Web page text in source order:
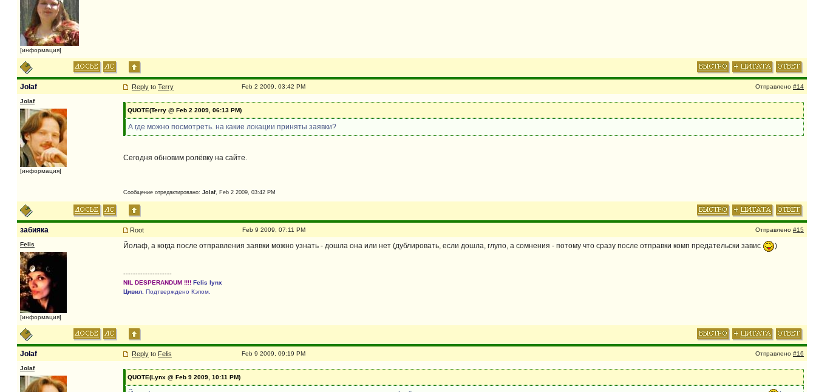
[информация]
Jolaf Reply to Terry Feb 2 2009, 03:42 PM Отправлено #14
Jolaf
[информация]
QUOTE(Terry @ Feb 2 2009, 06:13 PM)
А где можно посмотреть. на какие локации приняты заявки?
Сегодня обновим ролёвку на сайте.
Сообщение отредактировано: Jolaf, Feb 2 2009, 03:42 PM
забияка Root Feb 9 2009, 07:11 PM Отправлено #15
Felis
[информация]
Йолаф, а когда после отправления заявки можно узнать - дошла она или нет (дублировать, если дошла, глупо, а сомнения - потому что сразу после отправки комп предательски завис )
--------------------
NIL DESPERANDUM !!!! Felis lynx
Цивил. Подтверждено Кэпом.
Jolaf Reply to Felis Feb 9 2009, 09:19 PM Отправлено #16
Jolaf
QUOTE(Lynx @ Feb 9 2009, 10:11 PM)